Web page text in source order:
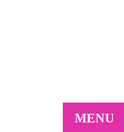
MENU